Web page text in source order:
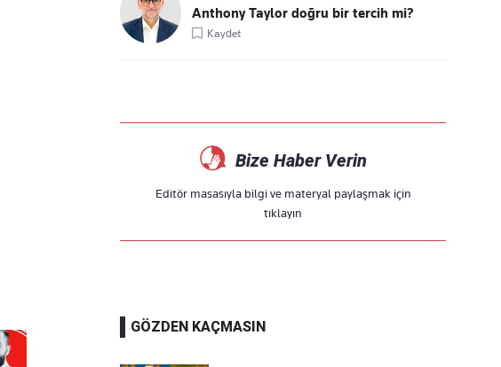
Anthony Taylor doğru bir tercih mi?
Kaydet
Bize Haber Verin
Editör masasıyla bilgi ve materyal paylaşmak için
tıklayın
GÖZDEN KAÇMASIN